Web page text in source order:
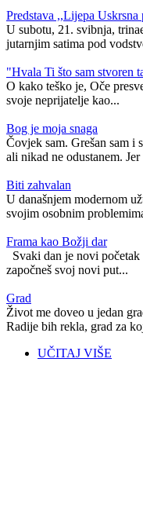
Predstava ,,Lijepa Uskrsna
U subotu, 21. svibnja,
jutarnjim satima pod
"Hvala Ti što sam stvoren
O kako teško je, Oče
svoje neprijatelje kao...
​Bog je moja snaga
Čovjek sam. Grešan sam i
ali nikad ne odustanem.
Biti zahvalan
U današnjem modernom
svojim osobnim
Frama kao Božji dar
Svaki dan je novi
započneš svoj novi put...
Grad
Život me doveo u jedan
Radije bih rekla, grad za
UČITAJ VIŠE